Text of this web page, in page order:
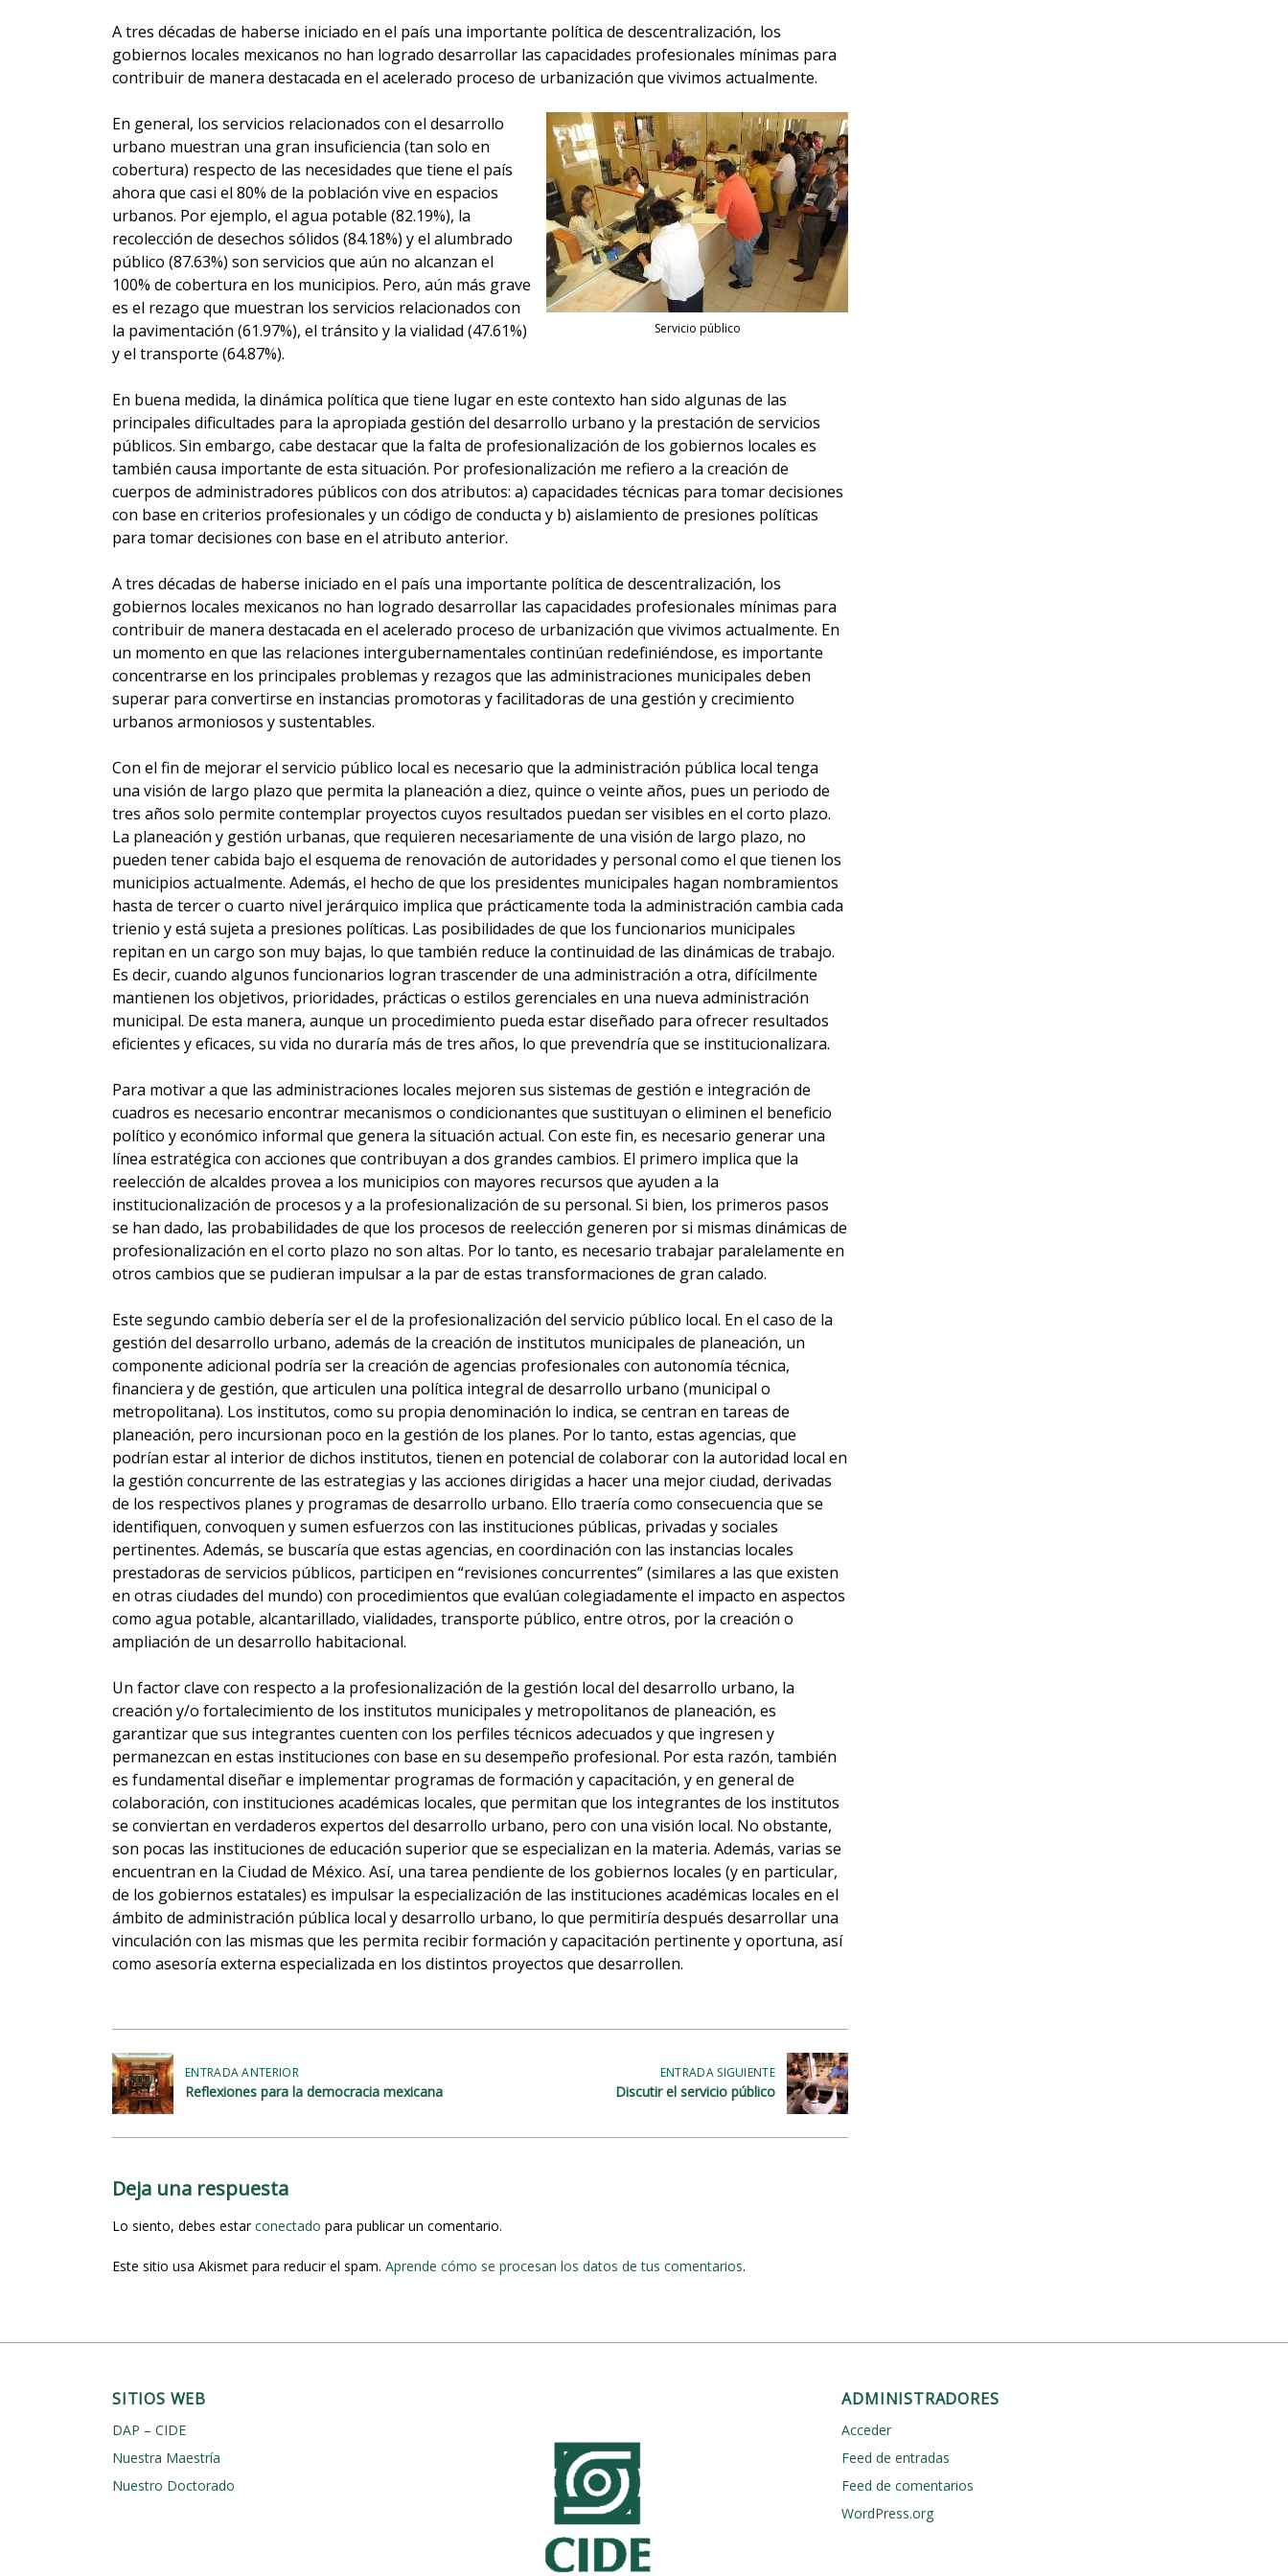
A tres décadas de haberse iniciado en el país una importante política de descentralización, los
gobiernos locales mexicanos no han logrado desarrollar las capacidades profesionales mínimas para
contribuir de manera destacada en el acelerado proceso de urbanización que vivimos actualmente.
Servicio público
En general, los servicios relacionados con el desarrollo
urbano muestran una gran insuficiencia (tan solo en
cobertura) respecto de las necesidades que tiene el país
ahora que casi el 80% de la población vive en espacios
urbanos. Por ejemplo, el agua potable (82.19%), la
recolección de desechos sólidos (84.18%) y el alumbrado
público (87.63%) son servicios que aún no alcanzan el
100% de cobertura en los municipios. Pero, aún más grave
es el rezago que muestran los servicios relacionados con
la pavimentación (61.97%), el tránsito y la vialidad (47.61%)
y el transporte (64.87%).
En buena medida, la dinámica política que tiene lugar en este contexto han sido algunas de las
principales dificultades para la apropiada gestión del desarrollo urbano y la prestación de servicios
públicos. Sin embargo, cabe destacar que la falta de profesionalización de los gobiernos locales es
también causa importante de esta situación. Por profesionalización me refiero a la creación de
cuerpos de administradores públicos con dos atributos: a) capacidades técnicas para tomar decisiones
con base en criterios profesionales y un código de conducta y b) aislamiento de presiones políticas
para tomar decisiones con base en el atributo anterior.
A tres décadas de haberse iniciado en el país una importante política de descentralización, los
gobiernos locales mexicanos no han logrado desarrollar las capacidades profesionales mínimas para
contribuir de manera destacada en el acelerado proceso de urbanización que vivimos actualmente. En
un momento en que las relaciones intergubernamentales continúan redefiniéndose, es importante
concentrarse en los principales problemas y rezagos que las administraciones municipales deben
superar para convertirse en instancias promotoras y facilitadoras de una gestión y crecimiento
urbanos armoniosos y sustentables.
Con el fin de mejorar el servicio público local es necesario que la administración pública local tenga
una visión de largo plazo que permita la planeación a diez, quince o veinte años, pues un periodo de
tres años solo permite contemplar proyectos cuyos resultados puedan ser visibles en el corto plazo.
La planeación y gestión urbanas, que requieren necesariamente de una visión de largo plazo, no
pueden tener cabida bajo el esquema de renovación de autoridades y personal como el que tienen los
municipios actualmente. Además, el hecho de que los presidentes municipales hagan nombramientos
hasta de tercer o cuarto nivel jerárquico implica que prácticamente toda la administración cambia cada
trienio y está sujeta a presiones políticas. Las posibilidades de que los funcionarios municipales
repitan en un cargo son muy bajas, lo que también reduce la continuidad de las dinámicas de trabajo.
Es decir, cuando algunos funcionarios logran trascender de una administración a otra, difícilmente
mantienen los objetivos, prioridades, prácticas o estilos gerenciales en una nueva administración
municipal. De esta manera, aunque un procedimiento pueda estar diseñado para ofrecer resultados
eficientes y eficaces, su vida no duraría más de tres años, lo que prevendría que se institucionalizara.
Para motivar a que las administraciones locales mejoren sus sistemas de gestión e integración de
cuadros es necesario encontrar mecanismos o condicionantes que sustituyan o eliminen el beneficio
político y económico informal que genera la situación actual. Con este fin, es necesario generar una
línea estratégica con acciones que contribuyan a dos grandes cambios. El primero implica que la
reelección de alcaldes provea a los municipios con mayores recursos que ayuden a la
institucionalización de procesos y a la profesionalización de su personal. Si bien, los primeros pasos
se han dado, las probabilidades de que los procesos de reelección generen por si mismas dinámicas de
profesionalización en el corto plazo no son altas. Por lo tanto, es necesario trabajar paralelamente en
otros cambios que se pudieran impulsar a la par de estas transformaciones de gran calado.
Este segundo cambio debería ser el de la profesionalización del servicio público local. En el caso de la
gestión del desarrollo urbano, además de la creación de institutos municipales de planeación, un
componente adicional podría ser la creación de agencias profesionales con autonomía técnica,
financiera y de gestión, que articulen una política integral de desarrollo urbano (municipal o
metropolitana). Los institutos, como su propia denominación lo indica, se centran en tareas de
planeación, pero incursionan poco en la gestión de los planes. Por lo tanto, estas agencias, que
podrían estar al interior de dichos institutos, tienen en potencial de colaborar con la autoridad local en
la gestión concurrente de las estrategias y las acciones dirigidas a hacer una mejor ciudad, derivadas
de los respectivos planes y programas de desarrollo urbano. Ello traería como consecuencia que se
identifiquen, convoquen y sumen esfuerzos con las instituciones públicas, privadas y sociales
pertinentes. Además, se buscaría que estas agencias, en coordinación con las instancias locales
prestadoras de servicios públicos, participen en “revisiones concurrentes” (similares a las que existen
en otras ciudades del mundo) con procedimientos que evalúan colegiadamente el impacto en aspectos
como agua potable, alcantarillado, vialidades, transporte público, entre otros, por la creación o
ampliación de un desarrollo habitacional.
Un factor clave con respecto a la profesionalización de la gestión local del desarrollo urbano, la
creación y/o fortalecimiento de los institutos municipales y metropolitanos de planeación, es
garantizar que sus integrantes cuenten con los perfiles técnicos adecuados y que ingresen y
permanezcan en estas instituciones con base en su desempeño profesional. Por esta razón, también
es fundamental diseñar e implementar programas de formación y capacitación, y en general de
colaboración, con instituciones académicas locales, que permitan que los integrantes de los institutos
se conviertan en verdaderos expertos del desarrollo urbano, pero con una visión local. No obstante,
son pocas las instituciones de educación superior que se especializan en la materia. Además, varias se
encuentran en la Ciudad de México. Así, una tarea pendiente de los gobiernos locales (y en particular,
de los gobiernos estatales) es impulsar la especialización de las instituciones académicas locales en el
ámbito de administración pública local y desarrollo urbano, lo que permitiría después desarrollar una
vinculación con las mismas que les permita recibir formación y capacitación pertinente y oportuna, así
como asesoría externa especializada en los distintos proyectos que desarrollen.
N
a
v
g
c
i
d
e
n
t
r
ENTRADA ANTERIOR
Reflexiones para la democracia mexicana
ENTRADA SIGUIENTE
Discutir el servicio público
Deja una respuesta
Lo siento, debes estarconectado para publicar un comentario.
Este sitio usa Akismet para reducir el spam. Aprende cómo se procesan los datos de tus comentarios.
SITIOS WEB
DAP – CIDE
Nuestra Maestría
Nuestro Doctorado
ADMINISTRADORES
Acceder
Feed de entradas
Feed de comentarios
WordPress.org